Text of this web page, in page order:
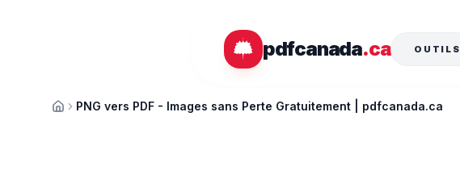
pdfcanada.ca OUTILS
AccueilPNG vers PDF - Images sans Perte Gratuitement | pdfcanada.ca